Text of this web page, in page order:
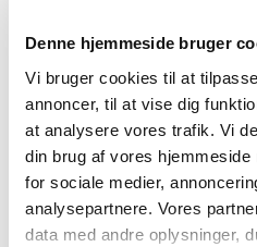
Denne hjemmeside bruger
Vi bruger cookies til at
annoncer, til at vise dig
at analysere vores trafik. Vi
din brug af vores
for sociale medier,
analysepartnere. Vores
data med andre oplysninger,
anstrengelser.
I sværger sådanne falske ed, som
at I intet har undtagen
ondskabsfuldhed, ondsindethed,
spytslikkeri. Ved at jeres position
husassistenter og købte piger, som
hjerter er fulde af fjendskab og
der gror i et beskidt jordbund og